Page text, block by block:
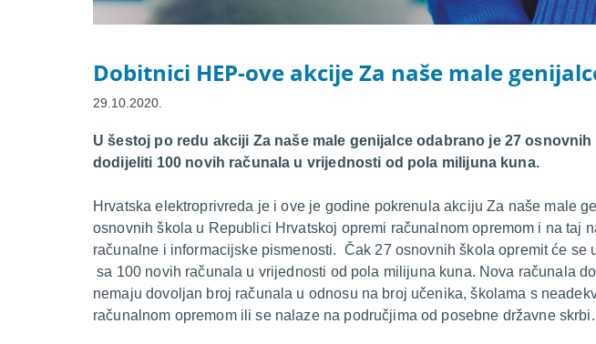
Dobitnici HEP-ove akcije Za naše male
29.10.2020.
U šestoj po redu akciji Za naše male genijalceodabrano je 27 osnovnih
dodijeliti 100 novih računala u vrijednosti od pola milijuna kuna.
Hrvatska elektroprivreda je i ove je godine pokrenula akcijuZa naše male
osnovnih škola u Republici Hrvatskoj opremi računalnom opremom i na taj
računalne i informacijske pismenosti. Čak 27 osnovnih škola opremit će se
sa 100 novih računala u vrijednosti od pola milijuna kuna. Nova računala
nemaju dovoljan broj računala u odnosu na broj učenika, školama s
računalnom opremom ili se nalaze na područjima od posebne državne skrbi.